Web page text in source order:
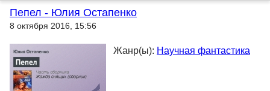
Пепел - Юлия Остапенко
8 октября 2016, 15:56
Жанр(ы): Научная фантастика